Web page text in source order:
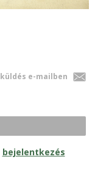
küldés e-mailben
bejelentkezés